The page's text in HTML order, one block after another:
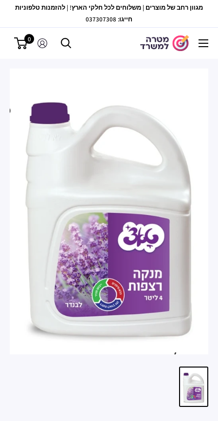
מגוון רחב של מוצרים | משלוחים לכל חלקי הארץ! | להזמנות טלפוניות
חייגו: 037307308
מטרה
0